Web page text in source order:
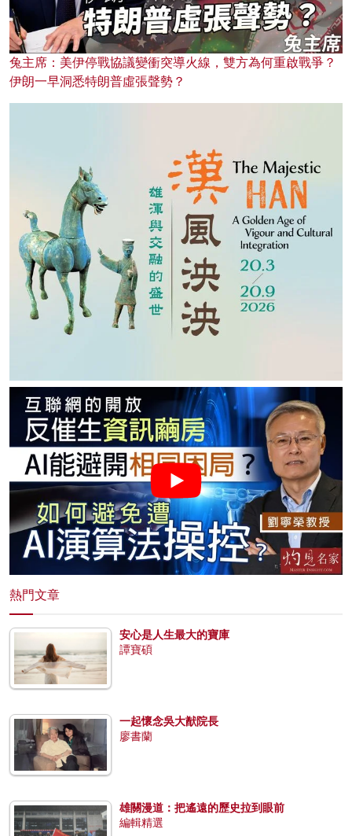
兔主席：美伊停戰協議變衝突導火線，雙方為何重啟戰爭？
伊朗一早洞悉特朗普虛張聲勢？
熱門文章
安心是人生最大的寶庫
譚寶碩
一起懷念吳大猷院長
廖書蘭
雄關漫道：把遙遠的歷史拉到眼前
編輯精選